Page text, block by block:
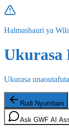
Halmashauri ya
Ukurasa
Ukurasa
Rudi Nyumbani
Ask GWF AI